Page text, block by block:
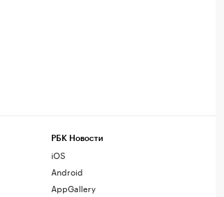
РБК Новости
iOS
Android
AppGallery